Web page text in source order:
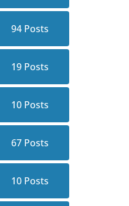
94 Posts
19 Posts
10 Posts
67 Posts
10 Posts